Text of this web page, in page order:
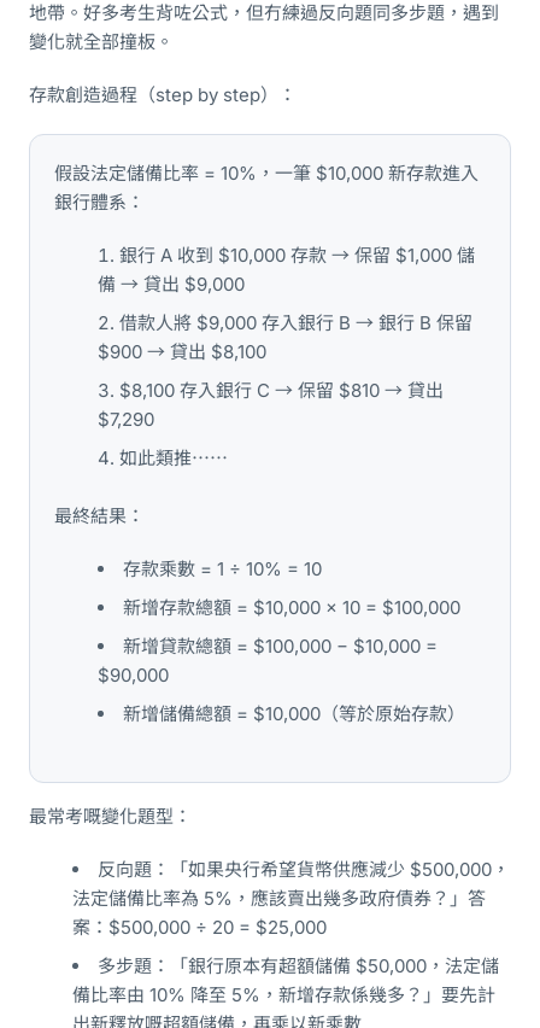
地帶。好多考生背咗公式，但冇練過反向題同多步題，遇到
變化就全部撞板。
存款創造過程（step by step）：
假設法定儲備比率 = 10%，一筆 $10,000 新存款進入
銀行體系：
銀行 A 收到 $10,000 存款 → 保留 $1,000 儲
備 → 貸出 $9,000
借款人將 $9,000 存入銀行 B → 銀行 B 保留
$900 → 貸出 $8,100
$8,100 存入銀行 C → 保留 $810 → 貸出
$7,290
如此類推⋯⋯
最終結果：
存款乘數 = 1 ÷ 10% = 10
新增存款總額 = $10,000 × 10 = $100,000
新增貸款總額 = $100,000 − $10,000 =
$90,000
新增儲備總額 = $10,000（等於原始存款）
最常考嘅變化題型：
反向題：「如果央行希望貨幣供應減少 $500,000，
法定儲備比率為 5%，應該賣出幾多政府債券？」答
案：$500,000 ÷ 20 = $25,000
多步題：「銀行原本有超額儲備 $50,000，法定儲
備比率由 10% 降至 5%，新增存款係幾多？」要先計